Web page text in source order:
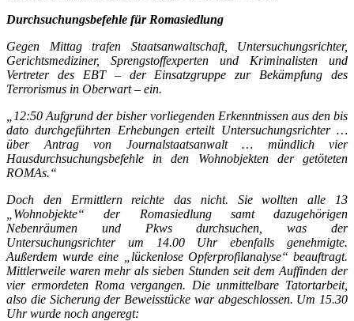
Durchsuchungsbefehle für Romasiedlung
Gegen Mittag trafen Staatsanwaltschaft, Untersuchungsrichter,
Gerichtsmediziner, Sprengstoffexperten und Kriminalisten und
Vertreter des EBT – der Einsatzgruppe zur Bekämpfung des
Terrorismus in Oberwart – ein.
„12:50 Aufgrund der bisher vorliegenden Erkenntnissen aus den bis
dato durchgeführten Erhebungen erteilt Untersuchungsrichter …
über Antrag von Journalstaatsanwalt … mündlich vier
Hausdurchsuchungsbefehle in den Wohnobjekten der getöteten
ROMAs.“
Doch den Ermittlern reichte das nicht. Sie wollten alle 13
„Wohnobjekte“ der Romasiedlung samt dazugehörigen
Nebenräumen und Pkws durchsuchen, was der
Untersuchungsrichter um 14.00 Uhr ebenfalls genehmigte.
Außerdem wurde eine „lückenlose Opferprofilanalyse“ beauftragt.
Mittlerweile waren mehr als sieben Stunden seit dem Auffinden der
vier ermordeten Roma vergangen. Die unmittelbare Tatortarbeit,
also die Sicherung der Beweisstücke war abgeschlossen. Um 15.30
Uhr wurde noch angeregt: